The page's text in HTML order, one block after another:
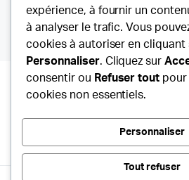
Votre Boutique
expérience, à fournir un
à analyser le trafic. Vous
cookies à autoriser en cliquant
Personnaliser. Cliquez sur
consentir ou Refuser tout pour
cookies non essentiels.
Personnaliser
Tout refuser